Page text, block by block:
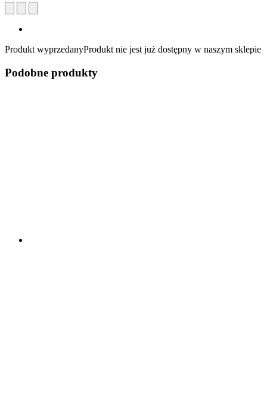
Produkt wyprzedanyProdukt nie jest już dostępny w naszym sklepie
Podobne produkty